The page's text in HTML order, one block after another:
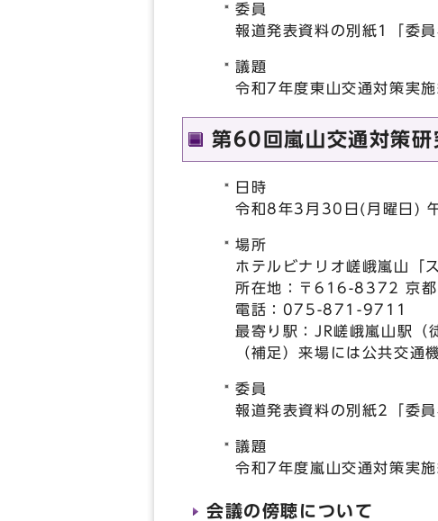
委員
報道発表資料の別紙1「委員
議題
令和7年度東山交通対策実
第60回嵐山交通対策
日時
令和8年3月30日(月曜日)
場所
ホテルビナリオ嵯峨嵐山「
所在地：〒616-8372 京都
電話：075-871-9711
最寄り駅：JR嵯峨嵐山駅（
（補足）来場には公共交通
委員
報道発表資料の別紙2「委員
議題
令和7年度嵐山交通対策実
会議の傍聴について